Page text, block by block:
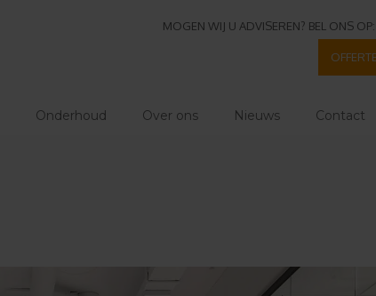
MOGEN WIJ U ADVISEREN? BEL ONS OP:
Onderhoud Over ons Nieuws Contact